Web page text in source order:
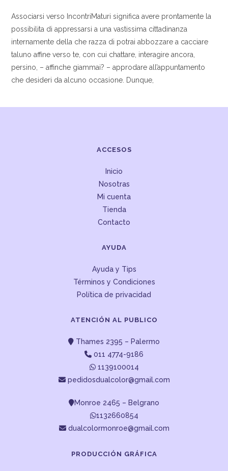
Associarsi verso IncontriMaturi significa avere prontamente la
possibilita di appressarsi a una vastissima cittadinanza
internamente della che razza di potrai abbozzare a cacciare
taluno affine verso te, con cui chattare, interagire ancora,
persino, – affinche giammai? – approdare all’appuntamento
che desideri da alcuno occasione. Dunque,
ACCESOS
Inicio
Nosotras
Mi cuenta
Tienda
Contacto
AYUDA
Ayuda y Tips
Términos y Condiciones
Política de privacidad
ATENCIÓN AL PUBLICO
Thames 2395 – Palermo
011 4774-9186
1139100014
pedidosdualcolor@gmail.com
Monroe 2465 – Belgrano
1132660854
dualcolormonroe@gmail.com
PRODUCCIÓN GRÁFICA